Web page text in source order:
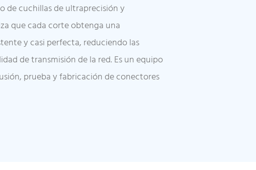
de cuchillas de ultraprecisión y
que cada corte obtenga una
y casi perfecta, reduciendo las
de transmisión de la red. Es un equipo
prueba y fabricación de conectores